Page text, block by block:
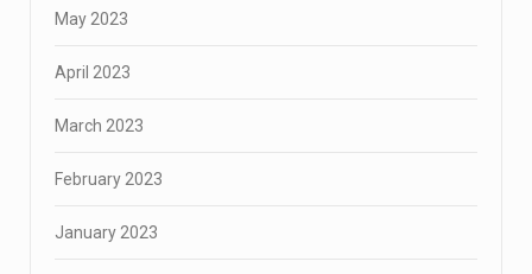
May 2023
April 2023
March 2023
February 2023
January 2023